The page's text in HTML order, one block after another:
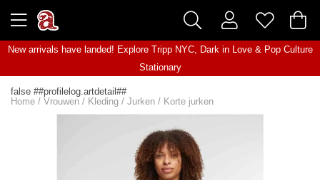
New arrivals have landed! Explore Tripp NYC, Dark in Love& Pop Culture
Stationary
false ##profilelog.artdetail##
Home / Vrouwen / Kleding / Jurken / Korte jurken